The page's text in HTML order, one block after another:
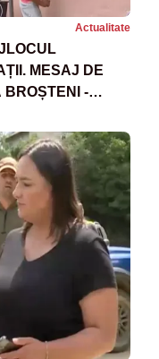
Actualitate
MESAJ DE
BROȘTENI -